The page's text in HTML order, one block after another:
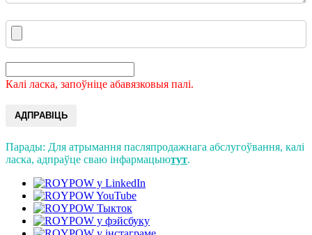
Калі ласка, запоўніце абавязковыя палі.
АДПРАВІЦЬ
Парады: Для атрымання пасляпродажнага абслугоўвання, калі
ласка, адпраўце сваю інфармацыютут.